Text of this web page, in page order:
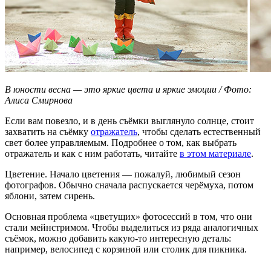
В юности весна — это яркие цвета и яркие эмоции / Фото:
Алиса Смирнова
Если вам повезло, и в день съёмки выглянуло солнце, стоит
захватить на съёмку отражатель, чтобы сделать естественный
свет более управляемым. Подробнее о том, как выбрать
отражатель и как с ним работать, читайте в этом материале.
Цветение. Начало цветения — пожалуй, любимый сезон
фотографов. Обычно сначала распускается черёмуха, потом
яблони, затем сирень.
Основная проблема «цветущих» фотосессий в том, что они
стали мейнстримом. Чтобы выделиться из ряда аналогичных
съёмок, можно добавить какую-то интересную деталь:
например, велосипед с корзиной или столик для пикника.